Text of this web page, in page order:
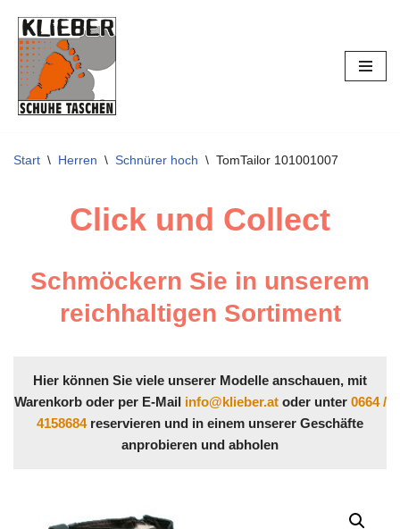
Zum
Inhalt
springen
Start \ Herren \ Schnürer hoch \ TomTailor 101001007
Click und Collect
Schmöckern Sie in unserem
reichhaltigen Sortiment
Hier können Sie viele unserer Modelle anschauen, mit
Warenkorb oder per E-Mail info@klieber.atoder unter 0664 /
4158684reservieren und in einem unserer Geschäfte
anprobieren und abholen